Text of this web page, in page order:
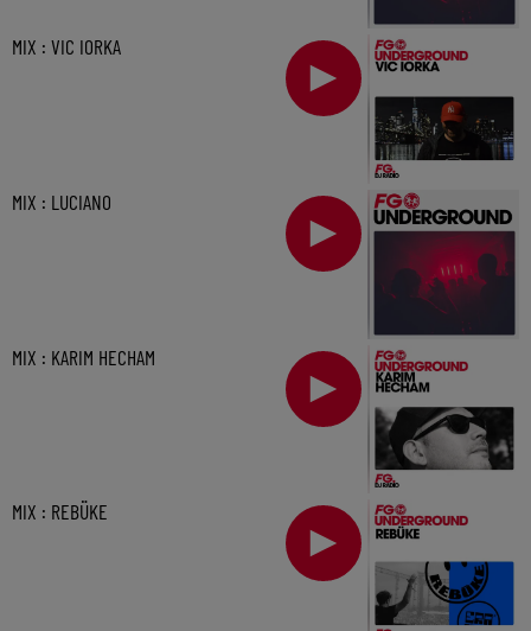
MIX : VIC IORKA
MIX : LUCIANO
MIX : KARIM HECHAM
MIX : REBÜKE